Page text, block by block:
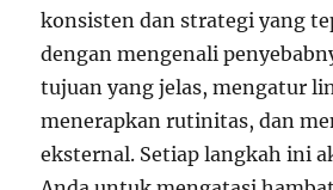
konsisten dan strategi yang
dengan mengenali
tujuan yang jelas, mengatur
menerapkan rutinitas, dan
eksternal. Setiap langkah ini